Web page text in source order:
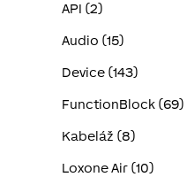
API (2)
Audio (15)
Device (143)
FunctionBlock (69)
Kabeláž (8)
Loxone Air (10)